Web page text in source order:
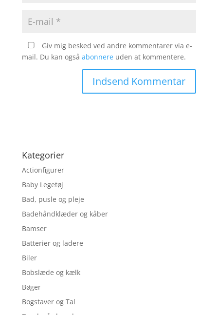
Giv mig besked ved andre kommentarer via e-
mail. Du kan også abonnereuden at kommentere.
Kategorier
Actionfigurer
Baby Legetøj
Bad, pusle og pleje
Badehåndklæder og kåber
Bamser
Batterier og ladere
Biler
Bobslæde og kælk
Bøger
Bogstaver og Tal